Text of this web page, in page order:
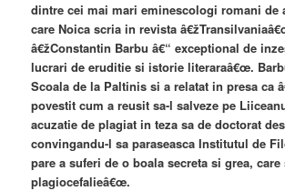
dintre cei mai mari eminescologi romani de
care Noica scria in revista
â€žConstantin Barbu â€“ exceptional de
lucrari de eruditie si istorie literaraâ€œ.
Scoala de la Paltinis si a relatat in presa ca
povestit cum a reusit sa-l salveze pe
acuzatie de plagiat in teza sa de doctorat
convingandu-l sa paraseasca Institutul de
pare a suferi de o boala secreta si grea, care
plagiocefalieâ€œ.